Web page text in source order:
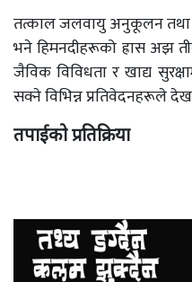
तत्काल जलवायु अनुकूलन तथा
भने हिमनदीहरूको ह्रास अझ
जैविक विविधता र खाद्य
सक्ने विभिन्न प्रतिवेदनहरूले
तपाईको प्रतिक्रिया